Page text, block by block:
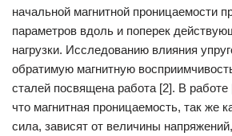
начальной магнитной проницаемости
параметров вдоль и поперек
нагрузки. Исследованию влияния
обратимую магнитную
сталей посвящена работа [2]. В
что магнитная проницаемость, так же
сила, зависят от величины